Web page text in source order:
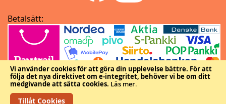
Vi använder cookies för att göra din upplevelse bättre. För att
följa det nya direktivet om e-integritet, behöver vi be om ditt
medgivande att sätta cookies. Läs mer.
Tillåt Cookies
Betalsätt:
Copyright © Vetenskapliga samfundens delegation.